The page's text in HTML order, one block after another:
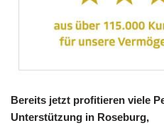
Bereits jetzt profitieren viele
Unterstützung in Roseburg,